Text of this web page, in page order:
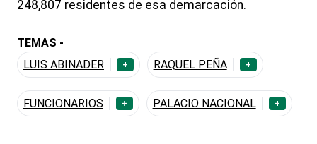
248,807 residentes de esa demarcación.
TEMAS -
LUIS ABINADER
+ RAQUEL PEÑA +
FUNCIONARIOS + PALACIO NACIONAL +